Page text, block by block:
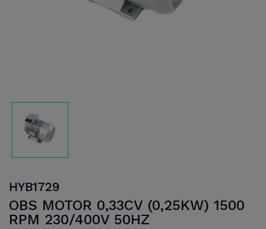
HYB1729
OBS MOTOR 0,33CV (0,25KW) 1500
RPM 230/400V 50HZ